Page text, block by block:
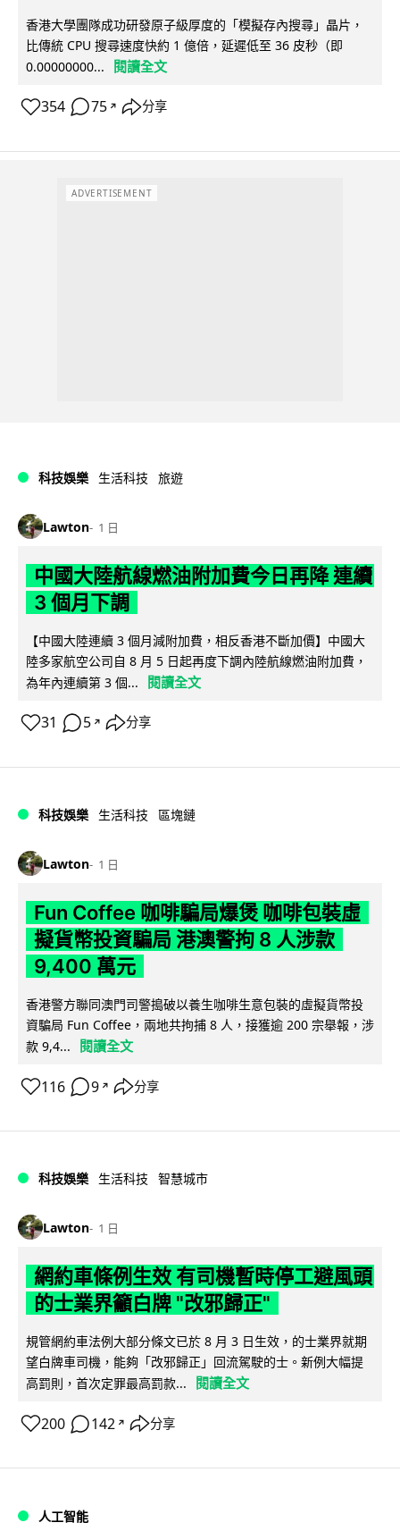
香港大學團隊成功研發原子級厚度的「模擬存內搜尋」晶片，
比傳統 CPU 搜尋速度快約 1 億倍，延遲低至 36 皮秒（即
0.00000000...
閱讀全文
354 75 ↗ 分享
ADVERTISEMENT
科技娛樂 生活科技 旅遊
Lawton 1 日
中國大陸航線燃油附加費今日再降 連續
3 個月下調
【中國大陸連續 3 個月減附加費，相反香港不斷加價】中國大
陸多家航空公司自 8 月 5 日起再度下調內陸航線燃油附加費，
為年內連續第 3 個...
閱讀全文
31 5 ↗ 分享
科技娛樂 生活科技 區塊鏈
Lawton 1 日
Fun Coffee 咖啡騙局爆煲 咖啡包裝虛
擬貨幣投資騙局 港澳警拘 8 人涉款
9,400 萬元
香港警方聯同澳門司警搗破以養生咖啡生意包裝的虛擬貨幣投
資騙局 Fun Coffee，兩地共拘捕 8 人，接獲逾 200 宗舉報，涉
款 9,4...
閱讀全文
116 9 ↗ 分享
科技娛樂 生活科技 智慧城市
Lawton 1 日
網約車條例生效 有司機暫時停工避風頭
的士業界籲白牌 "改邪歸正"
規管網約車法例大部分條文已於 8 月 3 日生效，的士業界就期
望白牌車司機，能夠「改邪歸正」回流駕駛的士。新例大幅提
高罰則，首次定罪最高罰款...
閱讀全文
200 142 ↗ 分享
人工智能